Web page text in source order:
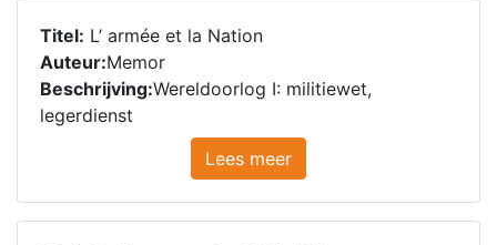
Titel: L’ armée et la Nation
Auteur:Memor
Beschrijving:Wereldoorlog I: militiewet,
legerdienst
Lees meer